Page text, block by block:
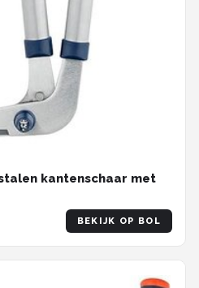
kantenschaar met
BEKIJK OP BOL